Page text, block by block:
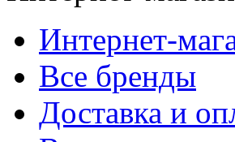
Интернет-
Все бренды
Доставка и